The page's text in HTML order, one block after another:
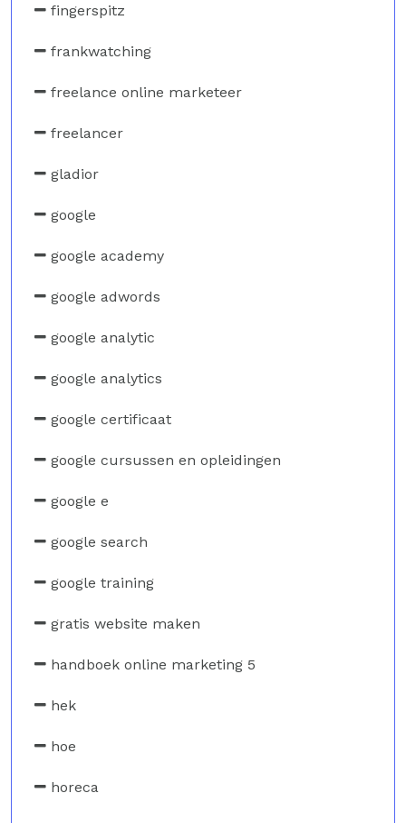
fingerspitz
frankwatching
freelance online marketeer
freelancer
gladior
google
google academy
google adwords
google analytic
google analytics
google certificaat
google cursussen en opleidingen
google e
google search
google training
gratis website maken
handboek online marketing 5
hek
hoe
horeca